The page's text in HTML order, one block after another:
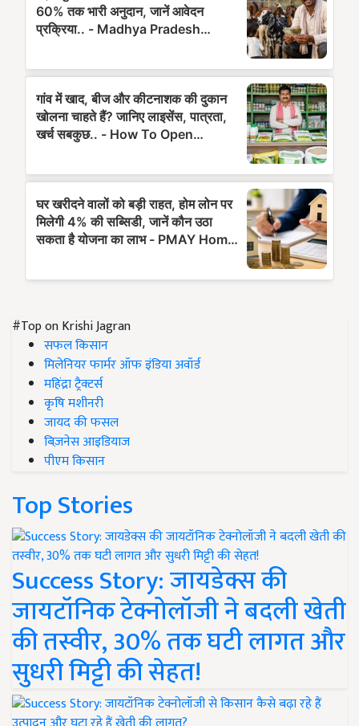
#Top on Krishi Jagran
सफल किसान
मिलेनियर फार्मर ऑफ इंडिया अवॉर्ड
महिंद्रा ट्रैक्टर्स
कृषि मशीनरी
जायद की फसल
बिज़नेस आइडियाज
पीएम किसान
Top Stories
Success Story: जायडेक्स की
जायटॉनिक टेक्नोलॉजी ने बदली खेती
की तस्वीर, 30% तक घटी लागत और
सुधरी मिट्टी की सेहत!